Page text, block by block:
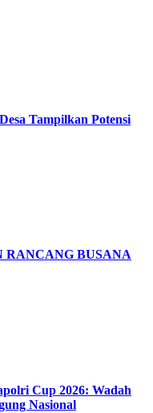
Tampilkan Potensi
RANCANG BUSANA
Cup 2026: Wadah
Nasional